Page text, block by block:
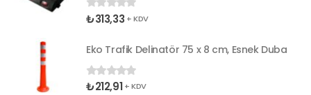
05 üzerinden
₺313,33 + KDV
Eko Trafik Delinatör 75 x 8 cm, Esnek Duba
05 üzerinden
₺212,91 + KDV